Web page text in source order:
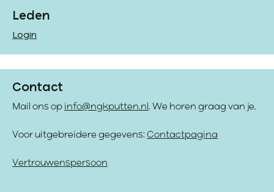
Leden
Login
Contact
Mail ons op info@ngkputten.nl . We horen graag van je.
Voor uitgebreidere gegevens: Contactpagina
Vertrouwenspersoon